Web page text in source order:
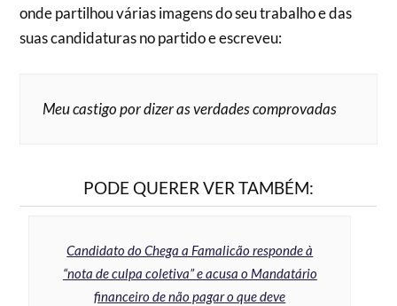
onde partilhou várias imagens do seu trabalho e das
suas candidaturas no partido e escreveu:
Meu castigo por dizer as verdades comprovadas
PODE QUERER VER TAMBÉM:
Candidato do Chega a Famalicão responde à
“nota de culpa coletiva” e acusa o Mandatário
financeiro de não pagar o que deve